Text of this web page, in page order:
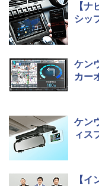
【
シッ
ケン
カー
ケン
ィス
【